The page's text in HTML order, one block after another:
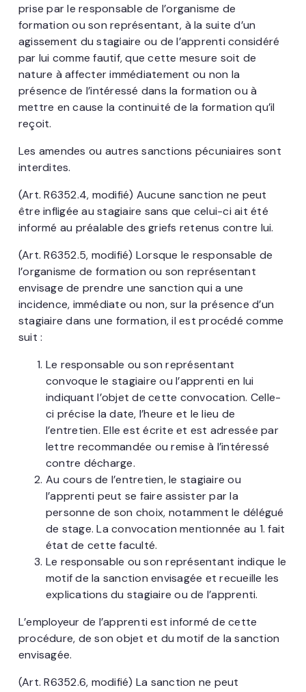
prise par le responsable de l’organisme de
formation ou son représentant, à la suite d’un
agissement du stagiaire ou de l’apprenti considéré
par lui comme fautif, que cette mesure soit de
nature à affecter immédiatement ou non la
présence de l’intéressé dans la formation ou à
mettre en cause la continuité de la formation qu’il
reçoit.
Les amendes ou autres sanctions pécuniaires sont
interdites.
(Art. R6352.4, modifié) Aucune sanction ne peut
être infligée au stagiaire sans que celui-ci ait été
informé au préalable des griefs retenus contre lui.
(Art. R6352.5, modifié) Lorsque le responsable de
l’organisme de formation ou son représentant
envisage de prendre une sanction qui a une
incidence, immédiate ou non, sur la présence d’un
stagiaire dans une formation, il est procédé comme
suit :
Le responsable ou son représentant
convoque le stagiaire ou l’apprenti en lui
indiquant l’objet de cette convocation. Celle-
ci précise la date, l’heure et le lieu de
l’entretien. Elle est écrite et est adressée par
lettre recommandée ou remise à l’intéressé
contre décharge.
Au cours de l’entretien, le stagiaire ou
l’apprenti peut se faire assister par la
personne de son choix, notamment le délégué
de stage. La convocation mentionnée au 1. fait
état de cette faculté.
Le responsable ou son représentant indique le
motif de la sanction envisagée et recueille les
explications du stagiaire ou de l’apprenti.
L’employeur de l’apprenti est informé de cette
procédure, de son objet et du motif de la sanction
envisagée.
(Art. R6352.6, modifié) La sanction ne peut